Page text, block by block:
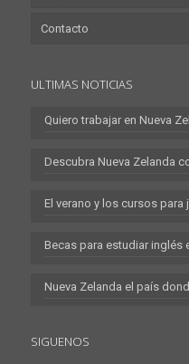
Contacto
ULTIMAS NOTICIAS
Quiero trabajar en Nueva
Descubra Nueva Zelanda
El verano y los cursos para
Becas para estudiar inglés
Nueva Zelanda el país
SIGUENOS